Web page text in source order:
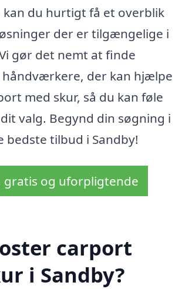
kan du hurtigt få et overblik
der er tilgængelige i
gør det nemt at finde
der kan hjælpe
med skur, så du kan føle
valg. Begynd din søgning i
bedste tilbud i Sandby!
gratis og uforpligtende
carport
i Sandby?